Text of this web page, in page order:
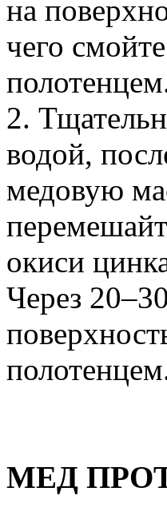
на
чего
2.
водой,
медовую
окиси
Через
МЕД